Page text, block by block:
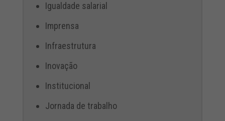
Igualdade salarial
Imprensa
Infraestrutura
Inovação
Institucional
Jornada de trabalho